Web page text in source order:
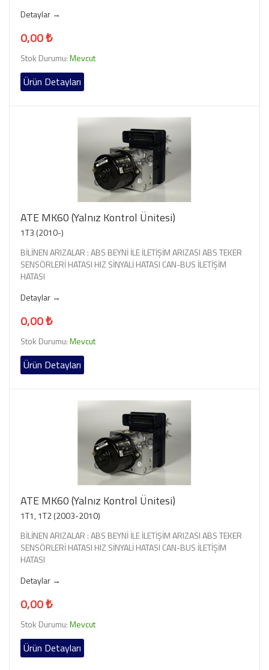
Detaylar →
0,00 ₺
Stok Durumu:Mevcut
Ürün Detayları
ATE MK60 (Yalnız Kontrol Ünitesi)
1T3 (2010-)
BİLİNEN ARIZALAR : ABS BEYNİ İLE İLETİŞİM ARIZASI ABS TEKER
SENSÖRLERİ HATASI HIZ SİNYALİ HATASI CAN-BUS İLETİŞİM
HATASI
Detaylar →
0,00 ₺
Stok Durumu:Mevcut
Ürün Detayları
ATE MK60 (Yalnız Kontrol Ünitesi)
1T1, 1T2 (2003-2010)
BİLİNEN ARIZALAR : ABS BEYNİ İLE İLETİŞİM ARIZASI ABS TEKER
SENSÖRLERİ HATASI HIZ SİNYALİ HATASI CAN-BUS İLETİŞİM
HATASI
Detaylar →
0,00 ₺
Stok Durumu:Mevcut
Ürün Detayları